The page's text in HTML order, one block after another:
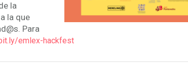
la
la que
Para
emlex-hackfest